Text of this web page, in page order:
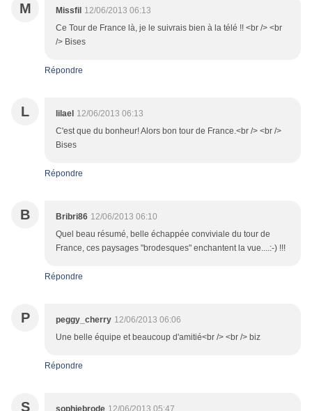
M Missfil 12/06/2013 06:13
Ce Tour de France là, je le suivrais bien à la télé !! <br /> <br
/> Bises
Répondre
L lilael 12/06/2013 06:13
C'est que du bonheur! Alors bon tour de France.<br /> <br />
Bises
Répondre
B Bribri86 12/06/2013 06:10
Quel beau résumé, belle échappée conviviale du tour de
France, ces paysages "brodesques" enchantent la vue....:-) !!!
Répondre
P peggy_cherry 12/06/2013 06:06
Une belle équipe et beaucoup d'amitié<br /> <br /> biz
Répondre
S sophiebrode 12/06/2013 05:47